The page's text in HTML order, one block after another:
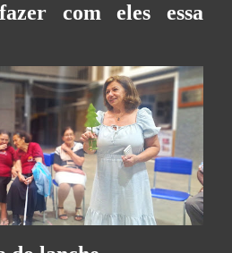
com eles essa